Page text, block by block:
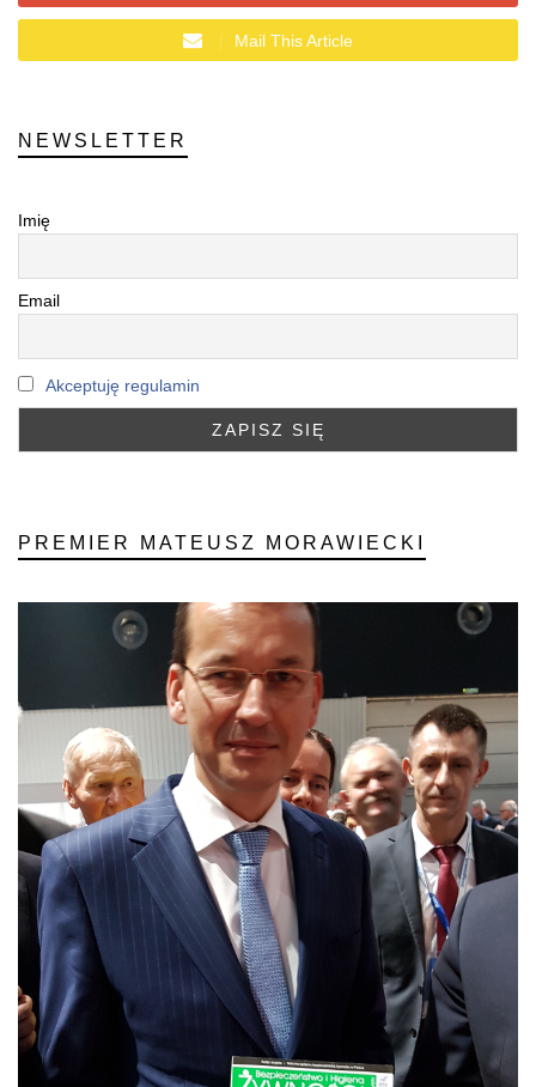
Mail This Article
NEWSLETTER
Imię
Email
Akceptuję regulamin
PREMIER MATEUSZ MORAWIECKI